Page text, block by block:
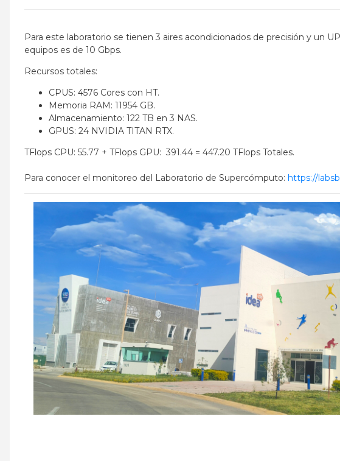
Para este laboratorio se tienen 3 aires acondicionados de precisión y un
equipos es de 10 Gbps.
Recursos totales:
CPUS: 4576 Cores con HT.
Memoria RAM: 11954 GB.
Almacenamiento: 122 TB en 3 NAS.
GPUS: 24 NVIDIA TITAN RTX.
TFlops CPU: 55.77 + TFlops GPU: 391.44 = 447.20 TFlops Totales.
Para conocer el monitoreo del Laboratorio de Supercómputo: https://